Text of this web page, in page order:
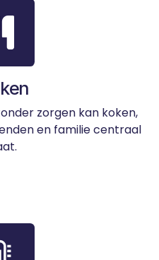
zorgen kan koken,
en familie centraal